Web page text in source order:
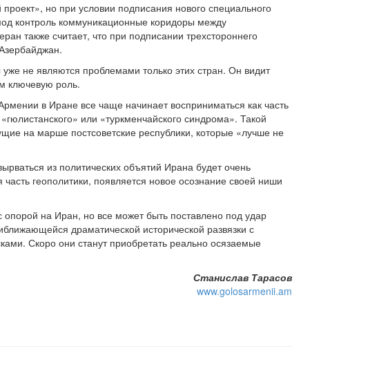
но при условии подписания нового специального
контроль коммуникационные коридоры между
также считает, что при подписании трехстороннего
не являются проблемами только этих стран. Он видит
ключевую роль.
в Иране все чаще начинает восприниматься как часть
или «туркменчайского синдрома». Такой
на марше постсоветские республики, которые «лучше не
из политических объятий Ирана будет очень
геополитики, появляется новое осознание своей ниши
на Иран, но все может быть поставлено под удар
драматической исторической развязки с
Скоро они станут приобретать реально осязаемые
Станислав Тарасов
www.golosarmenii.am